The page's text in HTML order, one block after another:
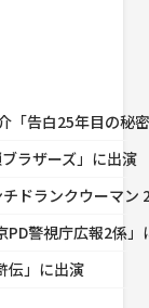
「告白25年目の秘
ラザーズ」に出演
ドランクウーマン
PD警視庁広報2係」
伝」に出演